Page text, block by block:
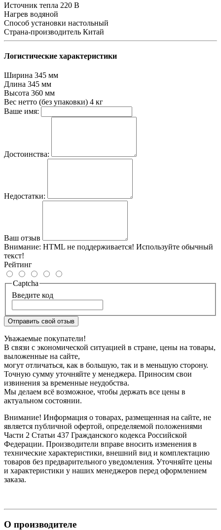
Источник тепла 220 В
Нагрев водяной
Способ установки настольный
Страна-производитель Китай
Логистические характеристики
Ширина 345 мм
Длина 345 мм
Высота 360 мм
Вес нетто (без упаковки) 4 кг
Ваше имя:
Достоинства:
Недостатки:
Ваш отзыв
Внимание: HTML не поддерживается! Используйте обычный
текст!
Рейтинг
Captcha
Введите код
Отправить свой отзыв
Уважаемые покупатели!
В связи с экономической ситуацией в стране, цены на товары,
выложенные на сайте,
могут отличаться, как в большую, так и в меньшую сторону.
Точную сумму уточняйте у менеджера. Приносим свои
извинения за временные неудобства.
Мы делаем всё возможное, чтобы держать все цены в
актуальном состоянии.
Внимание! Информация о товарах, размещенная на сайте, не
является публичной офертой, определяемой положениями
Части 2 Статьи 437 Гражданского кодекса Российской
Федерации. Производители вправе вносить изменения в
технические характеристики, внешний вид и комплектацию
товаров без предварительного уведомления. Уточняйте цены
и характеристики у наших менеджеров перед оформлением
заказа.
О производителе